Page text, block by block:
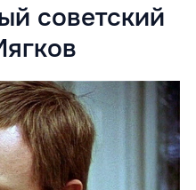
советский